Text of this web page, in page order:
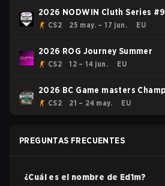
2026 NODWIN Cluth Series #9
CS2 25 may. – 17 jun. EU
2026 ROG Journey Summer
CS2 12 – 14 jun. EU
2026 BC Game masters
CS2 21 – 24 may. EU
PREGUNTAS FRECUENTES
¿Cuál es el nombre de Ed1m?